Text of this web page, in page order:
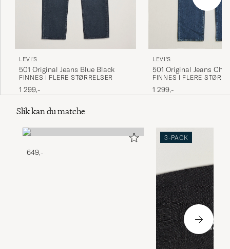
LEVI'S
501 Original Jeans Blue Black
FINNES I FLERE STØRRELSER
1 299,-
LEVI'S
501 Original Jeans
Mind
FINNES I FLERE
1 299,-
Slik kan du matche
649,-
3-PACK